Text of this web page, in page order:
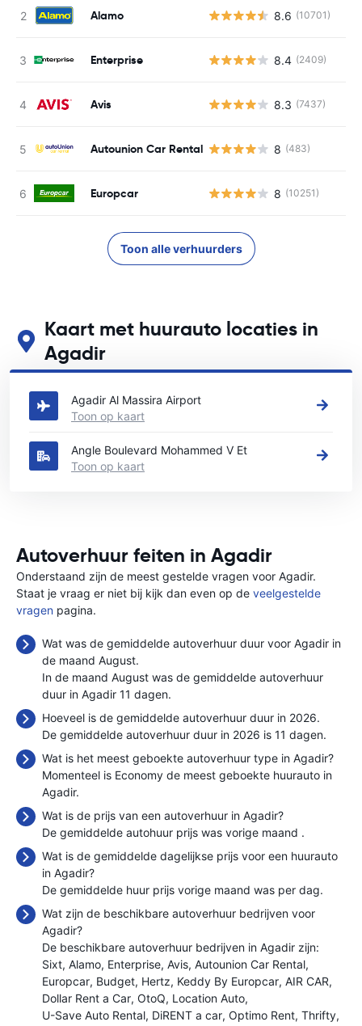
Alamo 8.6 (10701)
Enterprise 8.4 (2409)
Avis 8.3 (7437)
Autounion Car Rental 8 (483)
Europcar 8 (10251)
Toon alle verhuurders
Kaart met huurauto locaties in
Agadir
Zie onze belangrijkste autoverhuur locaties in Agadir
Agadir Al Massira Airport
Toon op kaart
Angle Boulevard Mohammed V Et
Toon op kaart
Autoverhuur feiten in Agadir
Onderstaand zijn de meest gestelde vragen voor Agadir.
Staat je vraag er niet bij kijk dan even op de veelgestelde
vragen pagina.
Wat was de gemiddelde autoverhuur duur voor Agadir in
de maand August.
In de maand August was de gemiddelde autoverhuur
duur in Agadir 11 dagen.
Hoeveel is de gemiddelde autoverhuur duur in 2026.
De gemiddelde autoverhuur duur in 2026 is 11 dagen.
Wat is het meest geboekte autoverhuur type in Agadir?
Momenteel is Economy de meest geboekte huurauto in
Agadir.
Wat is de prijs van een autoverhuur in Agadir?
De gemiddelde autohuur prijs was vorige maand .
Wat is de gemiddelde dagelijkse prijs voor een huurauto
in Agadir?
De gemiddelde huur prijs vorige maand was per dag.
Wat zijn de beschikbare autoverhuur bedrijven voor
Agadir?
De beschikbare autoverhuur bedrijven in Agadir zijn:
Sixt Alamo Enterprise Avis Autounion Car Rental
Europcar Budget Hertz Keddy By Europcar AIR CAR
Dollar Rent a Car OtoQ Location Auto
U-Save Auto Rental DiRENT a car Optimo Rent Thrifty